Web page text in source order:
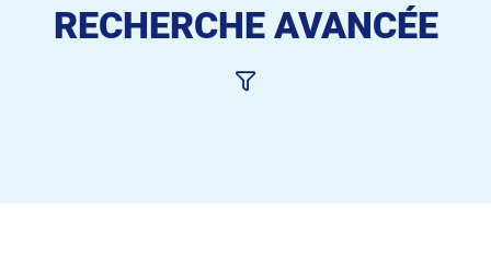
RECHERCHE AVANCÉE